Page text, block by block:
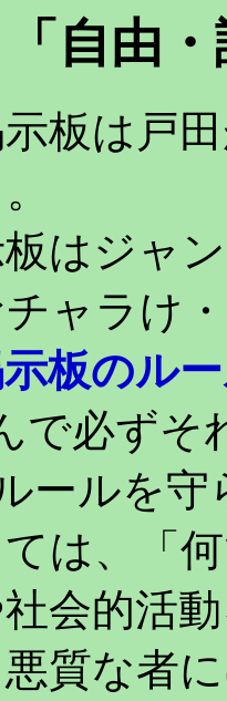
「自由
板は戸
はジャ
ャラけ
示板のル
で必ずそ
ールを守
は、「
会的活
質な者